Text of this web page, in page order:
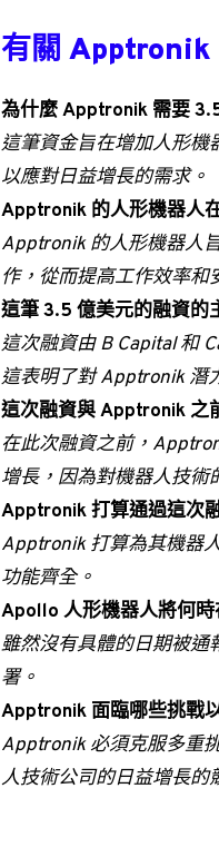
有關 Apptronik
為什麼 Apptronik 需要
這筆資金旨在增加人形機
以應對日益增長的需求。
Apptronik 的人形機器人
Apptronik 的人形機器人
作，從而提高工作效率和
這筆 3.5 億美元的融資的
這次融資由 B Capital 和
這表明了對 Apptronik 潛
這次融資與 Apptronik 之
在此次融資之前，
增長，因為對機器人技術
Apptronik 打算通過這次
Apptronik 打算為其機器
功能齊全。
Apollo 人形機器人將何時
雖然沒有具體的日期被通
署。
Apptronik 面臨哪些挑戰
Apptronik 必須克服多重
人技術公司的日益增長的